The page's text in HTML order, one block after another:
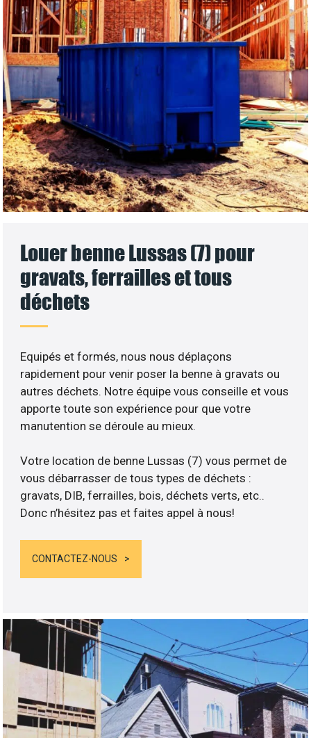
Louer benne Lussas (7) pour
gravats, ferrailles et tous
déchets
Equipés et formés, nous nous déplaçons
rapidement pour venir poser la benne à gravats ou
autres déchets. Notre équipe vous conseille et vous
apporte toute son expérience pour que votre
manutention se déroule au mieux.
Votre location de benne Lussas (7) vous permet de
vous débarrasser de tous types de déchets :
gravats, DIB, ferrailles, bois, déchets verts, etc..
Donc n’hésitez pas et faites appel à nous!
CONTACTEZ-NOUS